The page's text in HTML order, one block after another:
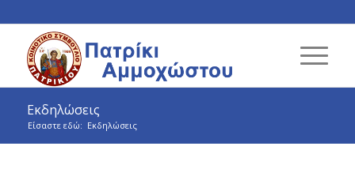
Εκδηλώσεις
Είσαστε εδώ: Εκδηλώσεις